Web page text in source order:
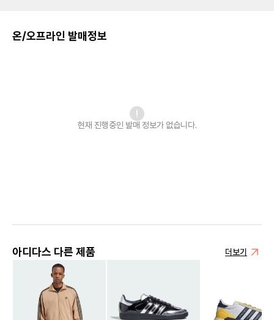
온/오프라인 발매정보
현재 진행중인 발매 정보가 없습니다.
아디다스 다른 제품 더보기